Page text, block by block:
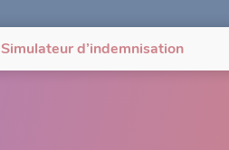
Simulateur d’indemnisation